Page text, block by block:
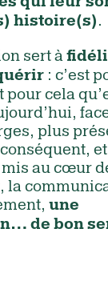
histoire(s).
sert à
: c’est
pour cela
plus
et
au cœur
la
une
de bon